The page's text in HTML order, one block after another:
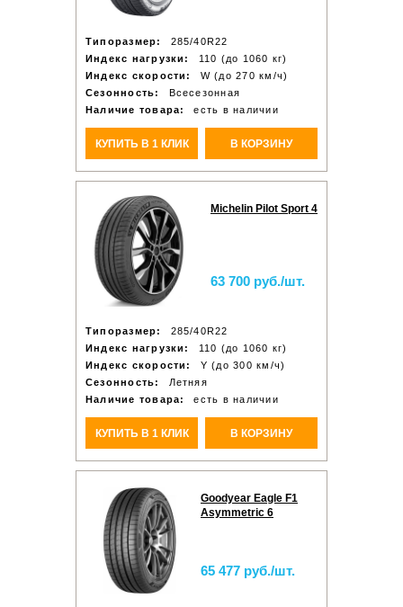
Типоразмер:
285/40R22
Индекс нагрузки:
110 (до 1060 кг)
Индекс скорости:
W (до 270 км/ч)
Сезонность:
Всесезонная
Наличие товара:
есть в наличии
КУПИТЬ В 1 КЛИК В КОРЗИНУ
Michelin Pilot Sport 4
63 700 руб./шт.
Типоразмер:
285/40R22
Индекс нагрузки:
110 (до 1060 кг)
Индекс скорости:
Y (до 300 км/ч)
Сезонность:
Летняя
Наличие товара:
есть в наличии
КУПИТЬ В 1 КЛИК В КОРЗИНУ
Goodyear Eagle F1
Asymmetric 6
65 477 руб./шт.